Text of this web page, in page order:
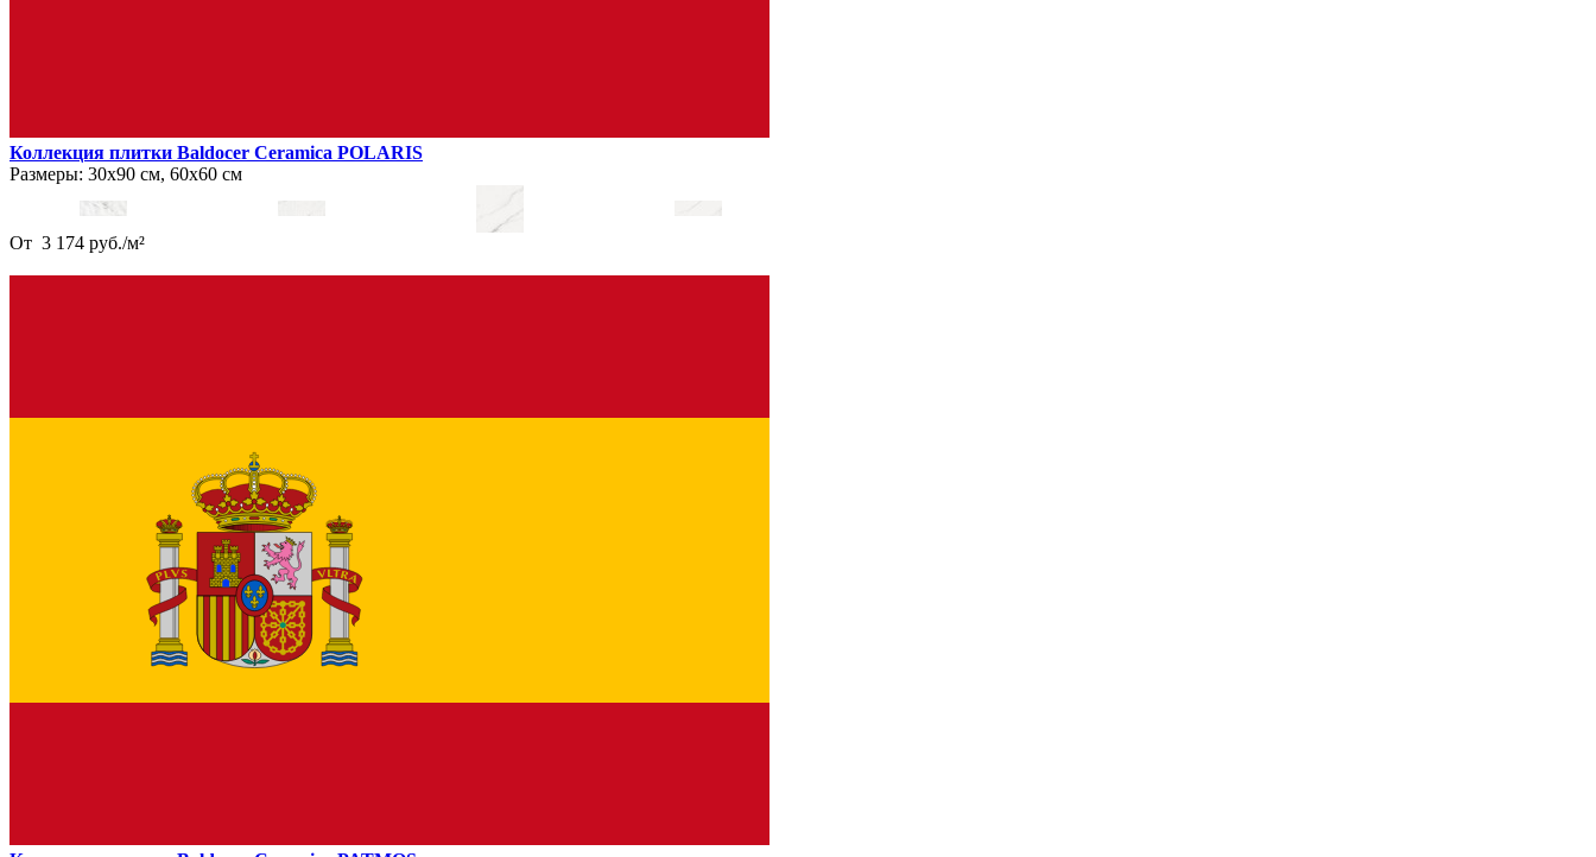
Коллекция плитки Baldocer Ceramica POLARIS
Размеры: 30х90 см, 60х60 см
От 3 174 руб./м²